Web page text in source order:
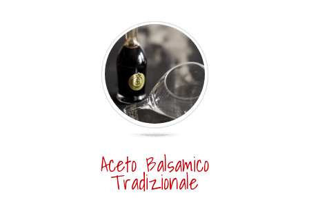
Aceto Balsamico
Tradizionale